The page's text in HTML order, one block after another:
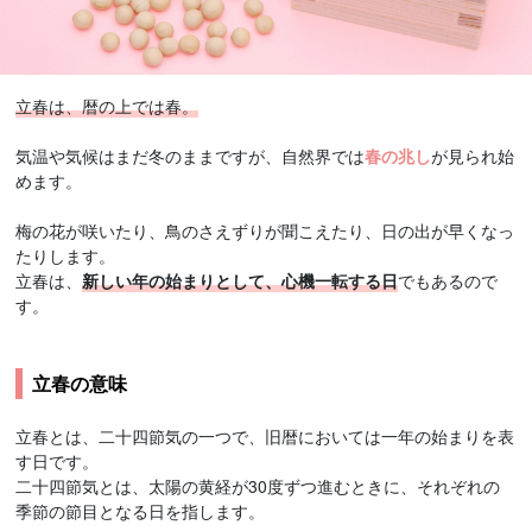
立春は、暦の上では春。
気温や気候はまだ冬のままですが、自然界では春の兆しが見られ始
めます。
梅の花が咲いたり、鳥のさえずりが聞こえたり、日の出が早くなっ
たりします。
立春は、新しい年の始まりとして、心機一転する日でもあるので
す。
立春の意味
立春とは、二十四節気の一つで、旧暦においては一年の始まりを表
す日です。
二十四節気とは、太陽の黄経が30度ずつ進むときに、それぞれの
季節の節目となる日を指します。